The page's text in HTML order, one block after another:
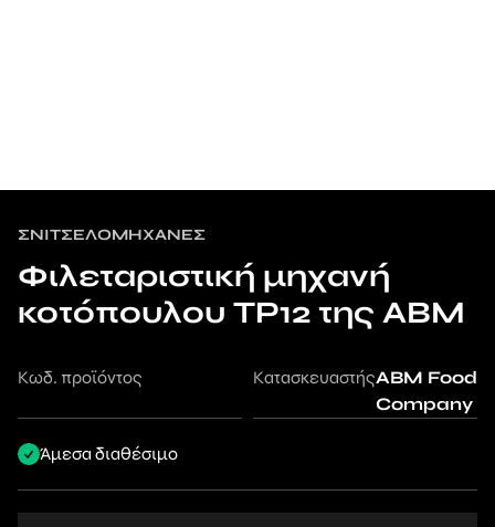
ΣΝΙΤΣΕΛΟΜΗΧΑΝΈΣ
Φιλεταριστική μηχανή
κοτόπουλου TP12 της ABM
Κωδ. προϊόντος ΚατασκευαστήςABM Food
Company
Άμεσα διαθέσιμο